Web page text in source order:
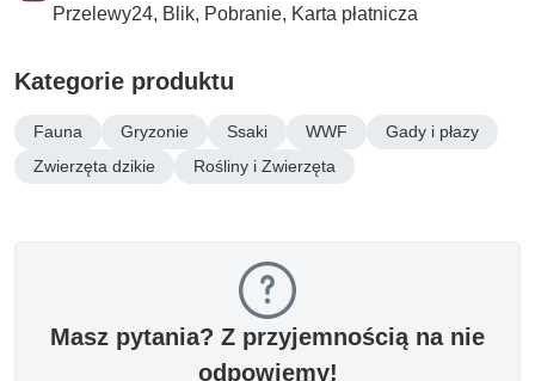
Przelewy24, Blik, Pobranie, Karta płatnicza
Kategorie produktu
Fauna Gryzonie Ssaki WWF
Gady i płazy
Zwierzęta dzikie
Rośliny i Zwierzęta
Masz pytania? Z przyjemnością na nie
odpowiemy!